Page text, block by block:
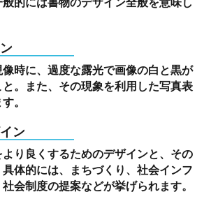
時に、過度な露光で画像の白と黒が
。また、その現象を利用した写真表
。
ン
り良くするためのデザインと、その
体的には、まちづくり、社会インフ
会制度の提案などが挙げられます。